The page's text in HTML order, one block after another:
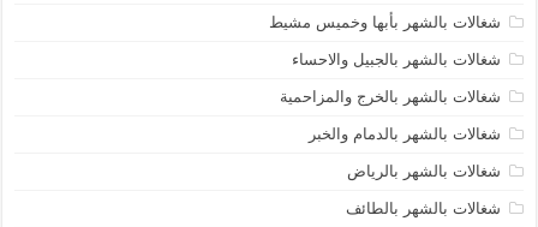
شغالات بالشهر بأبها وخميس مشيط
شغالات بالشهر بالجبيل والاحساء
شغالات بالشهر بالخرج والمزاحمية
شغالات بالشهر بالدمام والخبر
شغالات بالشهر بالرياض
شغالات بالشهر بالطائف